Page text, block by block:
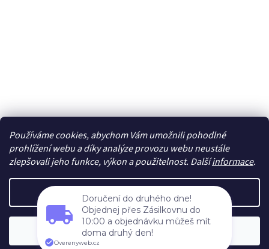
Používáme cookies, abychom Vám umožnili pohodlné
prohlížení webu a díky analýze provozu webu neustále
zlepšovali jeho funkce, výkon a použitelnost. Dalšíinformace.
Nastavení
Souhlasím
Sledovat na Instagramu
Vytvořil Shoptet
Copyright 2026cdmc.cz. Všechna práva vyhrazena.
Upravit
nastavení cookies
Doručení do druhého dne!
Objednej přes Zásilkovnu do
10:00 a objednávku můžeš mít
doma druhý den!
Overenyweb.cz